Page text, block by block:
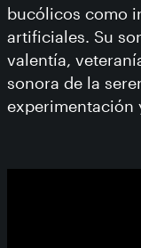
bucólicos como
artificiales. Su
valentía,
sonora de la
experimentación